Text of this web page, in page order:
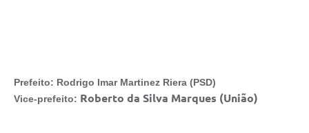
Prefeito: Rodrigo Imar Martinez Riera (PSD)
Vice-prefeito: Roberto da Silva Marques (União)